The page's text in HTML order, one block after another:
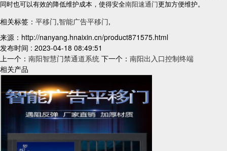
同时也可以有效的降低维护成本，使得安全南阳速通门更加方便维护。
相关标签： 平移门,智能广告平移门,
来源：http://nanyang.hnaixin.cn/product871575.html
发布时间 : 2023-04-18 08:49:51
上一个： 南阳智慧门禁通道系统 下一个： 南阳出入口控制终端
相关产品